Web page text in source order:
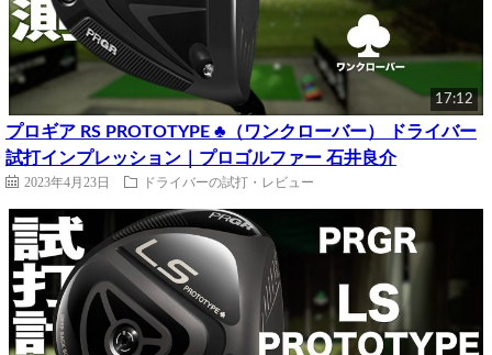
17:12
プロギア RS PROTOTYPE ♣（ワンクローバー） ドライバー
試打インプレッション｜プロゴルファー 石井良介
2023年4月23日 ドライバーの試打・レビュー